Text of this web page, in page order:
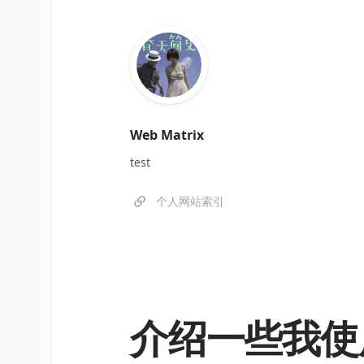
Web Matrix
test
个人网站索引
介绍一些我